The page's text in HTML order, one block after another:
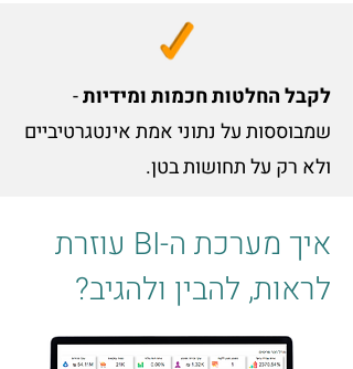
לקבל החלטות חכמות ומידיות-
שמבוססות על נתוני אמת אינטגרטיביים
ולא רק על תחושות בטן.
איך מערכת ה-BI עוזרת
לראות, להבין ולהגיב?